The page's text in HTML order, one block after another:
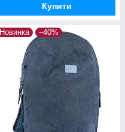
Купити
Новинка –40%